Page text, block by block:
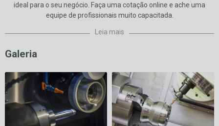
ideal para o seu negócio. Faça uma cotação online e ache uma
equipe de profissionais muito capacitada.
Leia mais
Galeria